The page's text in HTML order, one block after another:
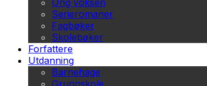
Ung voksen
Serieromaner
Fagbøker
Skolebøker
Forfattere
Utdanning
Barnehage
Grunnskole